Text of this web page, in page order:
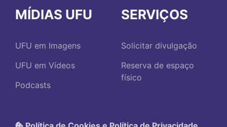
MÍDIAS UFU
UFU em Imagens
UFU em Vídeos
Podcasts
SERVIÇOS
Solicitar divulgação
Reserva de espaço
físico